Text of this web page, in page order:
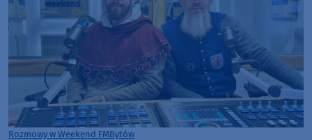
Rozmowy w Weekend FMBytów